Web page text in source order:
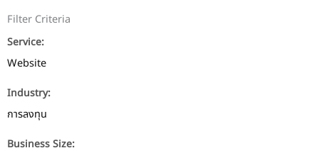
Filter Criteria
Service:
Website
Industry:
การลงทุน
Business Size: